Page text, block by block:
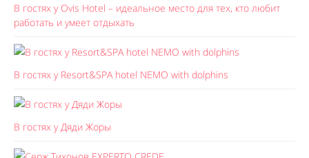
В гостях у Ovis Hotel – идеальное место для тех, кто любит
работать и умеет отдыхать
В гостях у Resort&SPA hotel NEMO with dolphins
В гостях у Дяди Жоры